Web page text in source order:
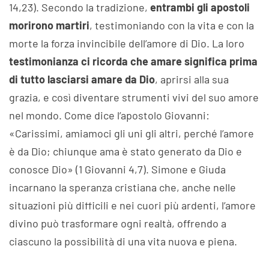
14,23). Secondo la tradizione, entrambi gli apostoli
morirono martiri, testimoniando con la vita e con la
morte la forza invincibile dell’amore di Dio. La loro
testimonianza ci ricorda che amare significa prima
di tutto lasciarsi amare da Dio, aprirsi alla sua
grazia, e così diventare strumenti vivi del suo amore
nel mondo. Come dice l’apostolo Giovanni:
«Carissimi, amiamoci gli uni gli altri, perché l’amore
è da Dio; chiunque ama è stato generato da Dio e
conosce Dio» (1 Giovanni 4,7). Simone e Giuda
incarnano la speranza cristiana che, anche nelle
situazioni più difficili e nei cuori più ardenti, l’amore
divino può trasformare ogni realtà, offrendo a
ciascuno la possibilità di una vita nuova e piena.